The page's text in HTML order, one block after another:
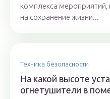
комплекса мероприятий,
на сохранение жизни...
Техника безопасности
На какой высоте
огнетушители в